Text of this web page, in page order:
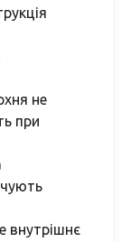
не
при
внутрішнє